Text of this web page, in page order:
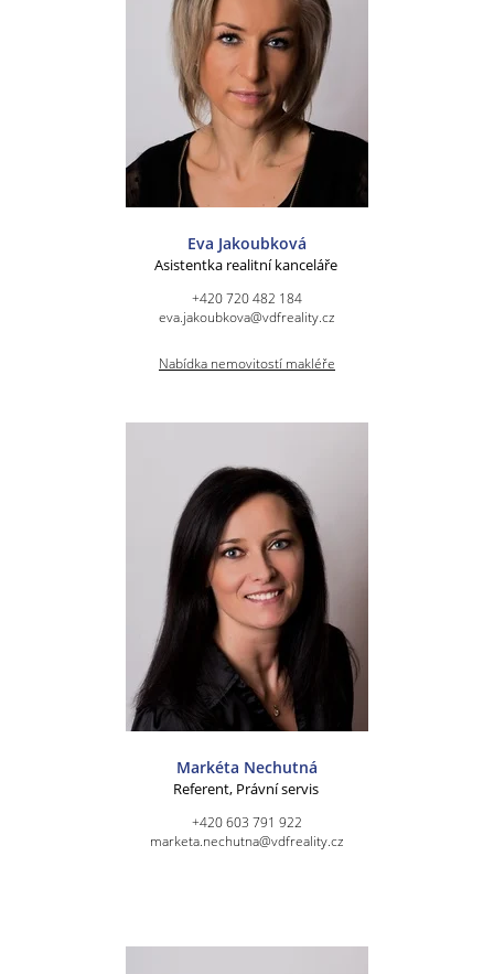
Eva Jakoubková
Asistentka realitní kanceláře
+420 720 482 184
eva.jakoubkova@vdfreality.cz
Nabídka nemovitostí makléře
Markéta Nechutná
Referent, Právní servis
+420 603 791 922
marketa.nechutna@vdfreality.cz